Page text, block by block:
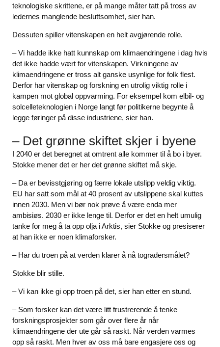
teknologiske skrittene, er på mange måter tatt på tross av
ledernes manglende besluttsomhet, sier han.
Dessuten spiller vitenskapen en helt avgjørende rolle.
– Vi hadde ikke hatt kunnskap om klimaendringene i dag hvis
det ikke hadde vært for vitenskapen. Virkningene av
klimaendringene er tross alt ganske usynlige for folk flest.
Derfor har vitenskap og forskning en utrolig viktig rolle i
kampen mot global oppvarming. For eksempel kom elbil- og
solcelleteknologien i Norge langt før politikerne begynte å
legge føringer på disse industriene, sier han.
– Det grønne skiftet skjer i byene
I 2040 er det beregnet at omtrent alle kommer til å bo i byer.
Stokke mener det er her det grønne skiftet må skje.
– Da er bevisstgjøring og færre lokale utslipp veldig viktig.
EU har satt som mål at 40 prosent av utslippene skal kuttes
innen 2030. Men vi bør nok prøve å være enda mer
ambisiøs. 2030 er ikke lenge til. Derfor er det en helt umulig
tanke for meg å ta opp olja i Arktis, sier Stokke og presiserer
at han ikke er noen klimaforsker.
– Har du troen på at verden klarer å nå togradersmålet?
Stokke blir stille.
– Vi kan ikke gi opp troen på det, sier han etter en stund.
– Som forsker kan det være litt frustrerende å tenke
forskningsprosjekter som går over flere år når
klimaendringene der ute går så raskt. Når verden varmes
opp så raskt. Men hver av oss må bare engasjere oss og